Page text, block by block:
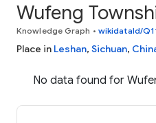
Wufeng
Knowledge Graph • wikidataId/
Place in Leshan, Sichuan,
No data found for